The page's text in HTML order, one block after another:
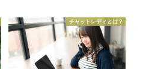
チャットレディとは？